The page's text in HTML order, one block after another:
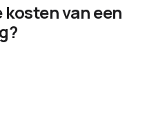
kosten van een